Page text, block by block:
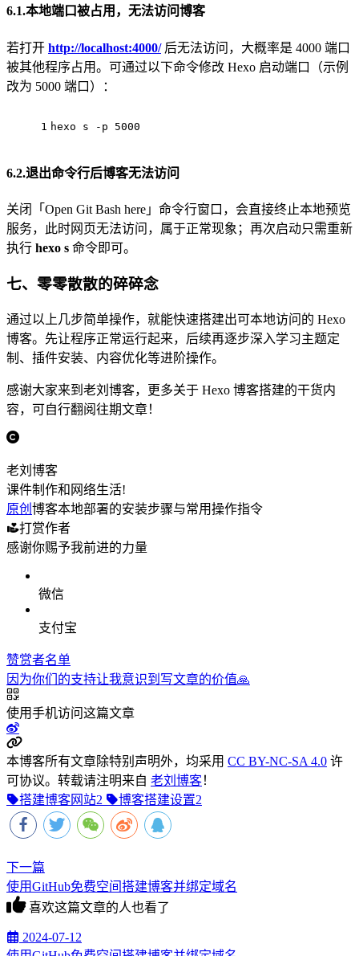
6.1.本地端口被占用，无法访问博客
若打开 http://localhost:4000/后无法访问，大概率是 4000 端口
被其他程序占用。可通过以下命令修改 Hexo 启动端口（示例
改为 5000 端口）：
1 hexo s -p 5000
6.2.退出命令行后博客无法访问
关闭「Open Git Bash here」命令行窗口，会直接终止本地预览
服务，此时网页无法访问，属于正常现象；再次启动只需重新
执行 hexo s 命令即可。
七、零零散散的碎碎念
通过以上几步简单操作，就能快速搭建出可本地访问的 Hexo
博客。先让程序正常运行起来，后续再逐步深入学习主题定
制、插件安装、内容优化等进阶操作。
感谢大家来到老刘博客，更多关于 Hexo 博客搭建的干货内
容，可自行翻阅往期文章！
老刘博客
课件制作和网络生活!
原创 博客本地部署的安装步骤与常用操作指令
打赏作者
感谢你赐予我前进的力量
微信
支付宝
赞赏者名单
因为你们的支持让我意识到写文章的价值🙏
使用手机访问这篇文章
本博客所有文章除特别声明外，均采用 CC BY-NC-SA 4.0 许
可协议。转载请注明来自 老刘博客！
搭建博客网站2 博客搭建设置2
下一篇
使用GitHub免费空间搭建博客并绑定域名
喜欢这篇文章的人也看了
2024-07-12